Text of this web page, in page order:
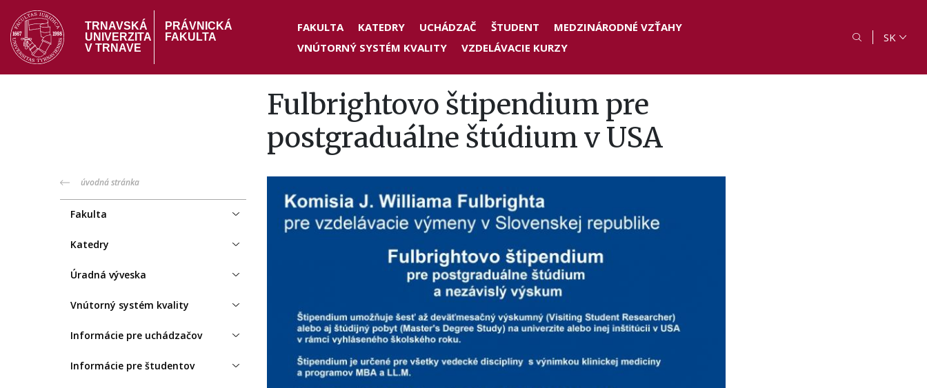
Skočiť
na
hlavný
obsah
TRNAVSKÁ
UNIVERZITA
V TRNAVE
PRÁVNICKÁ
FAKULTA
Header
menu
FAKULTA KATEDRY UCHÁDZAČ ŠTUDENT
MEDZINÁRODNÉ VZŤAHY
VNÚTORNÝ SYSTÉM KVALITY
VZDELÁVACIE KURZY
SK
Fulbrightovo štipendium pre
postgraduálne štúdium v USA
PF
menu
úvodná stránka
Fakulta
Katedry
Úradná výveska
Vnútorný systém kvality
Informácie pre uchádzačov
Informácie pre študentov